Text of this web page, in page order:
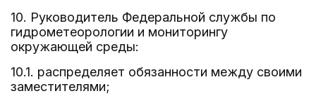
10. Руководитель Федеральной службы по
гидрометеорологии и мониторингу
окружающей среды:
10.1. распределяет обязанности между своими
заместителями;